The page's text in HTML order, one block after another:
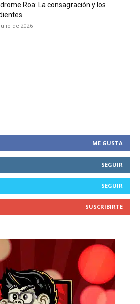
de las
news of vaping and
reduction in your email.
SUBSCRIBIRSE
Roa: La consagración y los
de 2026
ME GUSTA
SEGUIR
SEGUIR
SUSCRIBIRTE